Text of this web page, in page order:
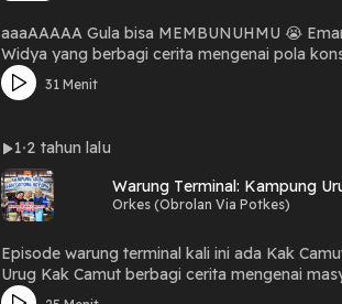
aaaAAAAA Gula bisa MEMBUNUHMU 😭 Emang iya kebanyakan konsumsi gula bisa membunuh kita secara perlahan? Episode kali ini ada Kak
Widya yang berbagi cerita mengenai pola
processnya dalam pengolahannya. Hal hal tersebut
tersebut dengan mulai mengonsumsi
dan teh hanan bahas dan pelajari di episode kali ini, yakin gak penasaran? 😉
Terminal yang ada di youtube dan spotify Koalisi Rakyat untuk Kedaulatan
warung terminal.... Yuk Mampir Sini Ngobrolin Pangan!! #WarungTerminalPodcast
31 Menit
1 2 tahun lalu
Warung Terminal: Kampung
Orkes (Obrolan Via Potkes)
Episode warung terminal kali ini ada Kak
Urug Kak Camut berbagi cerita mengenai masyarakat Kampung Urug yang masih menjaga nilai tradisi dan kearifan lokalnya terutama dalam
menjaga lumbung pangan di komunitasnya.